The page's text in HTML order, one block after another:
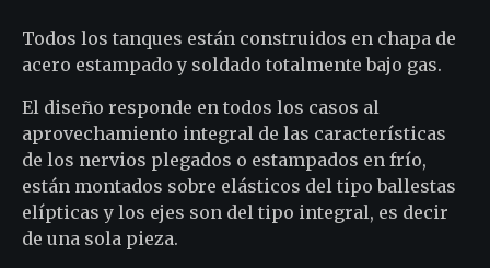
Todos los tanques están construidos en chapa de
acero estampado y soldado totalmente bajo gas.
El diseño responde en todos los casos al
aprovechamiento integral de las características
de los nervios plegados o estampados en frío,
están montados sobre elásticos del tipo ballestas
elípticas y los ejes son del tipo integral, es decir
de una sola pieza.